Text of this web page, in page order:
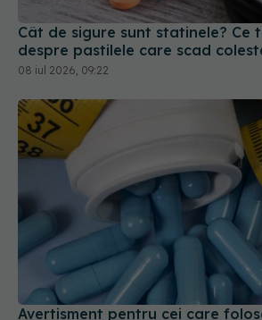
08 iul 2026, 09:22
Avertisment pentru cei care
pentru slăbit. Greșeala făcută de
dejun
14 iul 2026, 18:23